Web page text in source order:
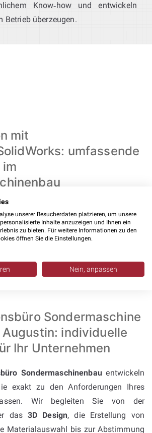
Know‑how und entwickeln
Betrieb überzeugen.
mit
umfassende
Wir planenEinzelteilkonstruktionen
, entwickeln Varianten
neuen Anforderungen angepasst
die Änderungen schnell und präzise
Sondermaschine
Augustin: individuelle
Ihr Unternehmen
Sondermaschinenbauentwickeln
exakt zu den Anforderungen Ihres
Wir begleiten Sie von der
das3D Design, die Erstellung von
Materialauswahl bis zur Abstimmung
unserer Besucherdaten platzieren, um unsere
Inhalte anzuzeigen und Ihnen ein
zu bieten. Für weitere Informationen zu den
öffnen Sie die Einstellungen.
Nein, anpassen